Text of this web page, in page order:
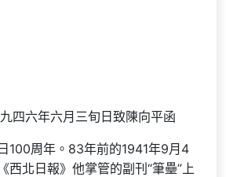
四六年六月三旬日致陳向平函
100周年。83年前的1941年9月4
西北日報》他掌管的副刊“筆壘”上